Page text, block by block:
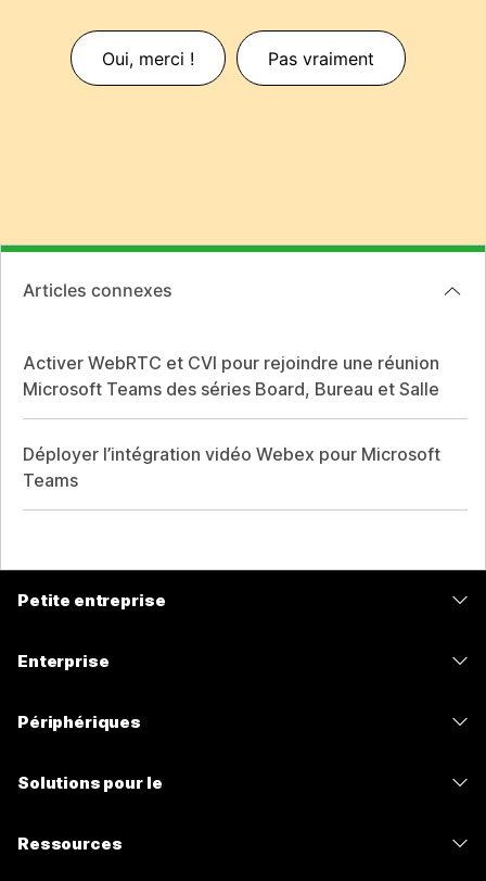
Oui, merci ! Pas vraiment
Articles connexes
Activer WebRTC et CVI pour rejoindre une réunion
Microsoft Teams des séries Board, Bureau et Salle
Déployer l’intégration vidéo Webex pour Microsoft
Teams
Petite entreprise
Enterprise
Périphériques
Solutions pour le
Ressources